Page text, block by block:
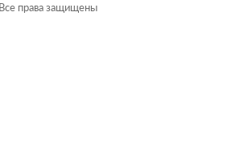
права защищены